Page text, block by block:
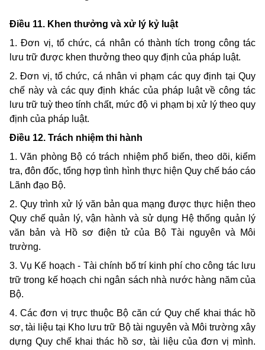
Điều 11. Khen thưởng và xử lý kỷ luật
1. Đơn vị, tổ chức, cá nhân có thành tích trong công tác
lưu trữ được khen thưởng theo quy định của pháp luật.
2. Đơn vị, tổ chức, cá nhân vi phạm các quy định tại Quy
chế này và các quy định khác của pháp luật về công tác
lưu trữ tuỳ theo tính chất, mức độ vi phạm bị xử lý theo quy
định của pháp luật.
Điều 12. Trách nhiệm thi hành
1.Văn phòng Bộ có trách nhiệm phổ biến,theo dõi, kiểm
tra,đôn đốc, tổng hợp tình hình thực hiện Quy chế báo cáo
Lãnh đạo Bộ.
2. Quy trình xử lý văn bảnqua mạng được thực hiệntheo
Quy chế quản lý, vận hành và sử dụng Hệ thống quản lý
văn bản và Hồ sơ điện tử của Bộ Tài nguyên và Môi
trường.
3. Vụ Kế hoạch - Tài chính bố trí kinh phí cho công tác lưu
trữtrong kế hoạch chi ngân sách nhà nước hàng năm của
Bộ.
4. Các đơn vị trực thuộc Bộ căn cứ Quy chế khai thác hồ
sơ, tài liệu tại Kho lưu trữ Bộ tài nguyên và Môi trường xây
dựng Quy chế khai thác hồ sơ, tài liệu của đơn vị mình.